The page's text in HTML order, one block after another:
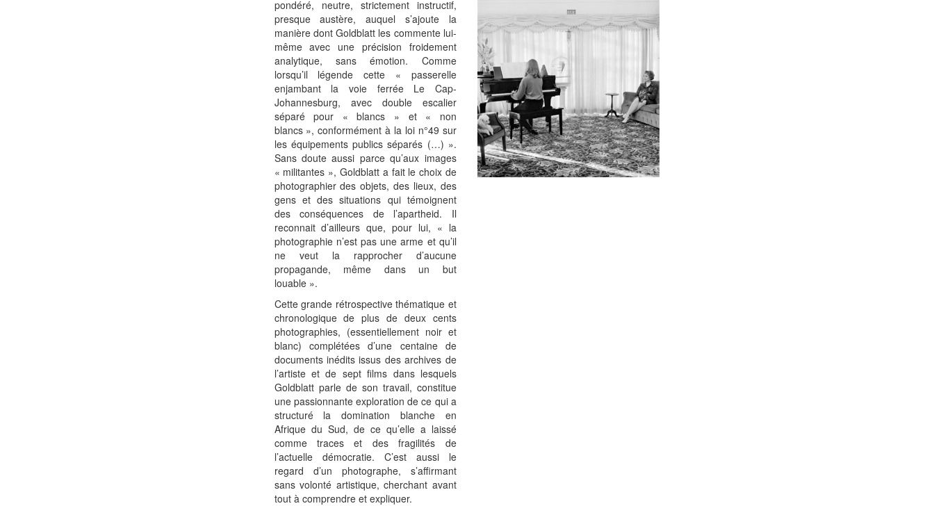
pondéré, neutre, strictement instructif,
presque austère, auquel s’ajoute la
manière dont Goldblatt les commente lui-
même avec une précision froidement
analytique, sans émotion. Comme
lorsqu’il légende cette « passerelle
enjambant la voie ferrée Le Cap-
Johannesburg, avec double escalier
séparé pour « blancs » et « non
blancs », conformément à la loi n°49 sur
les équipements publics séparés (…) ».
Sans doute aussi parce qu’aux images
« militantes », Goldblatt a fait le choix de
photographier des objets, des lieux, des
gens et des situations qui témoignent
des conséquences de l’apartheid. Il
reconnait d’ailleurs que, pour lui, « la
photographie n’est pas une arme et qu’il
ne veut la rapprocher d’aucune
propagande, même dans un but
louable ».
Cette grande rétrospective thématique et
chronologique de plus de deux cents
photographies, (essentiellement noir et
blanc) complétées d’une centaine de
documents inédits issus des archives de
l’artiste et de sept films dans lesquels
Goldblatt parle de son travail, constitue
une passionnante exploration de ce qui a
structuré la domination blanche en
Afrique du Sud, de ce qu’elle a laissé
comme traces et des fragilités de
l’actuelle démocratie. C’est aussi le
regard d’un photographe, s’affirmant
sans volonté artistique, cherchant avant
tout à comprendre et expliquer.